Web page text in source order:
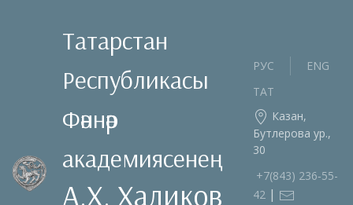
Татарстан
Республикасы
Фәннәр
академиясенең
А.Х. Халиков
РУС
ENG
ТАТ
Казан,
Бутлерова ур.,
30
+7(843) 236‑55-
42 |